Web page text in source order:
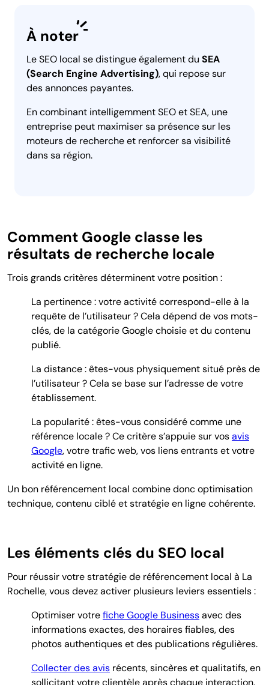
À noter
Le SEO local se distingue également du SEA
(Search Engine Advertising), qui repose sur
des annonces payantes.
En combinant intelligemment SEO et SEA, une
entreprise peut maximiser sa présence sur les
moteurs de recherche et renforcer sa visibilité
dans sa région.
Comment Google classe les
résultats de recherche locale
Trois grands critères déterminent votre position :
La pertinence : votre activité correspond-elle à la
requête de l’utilisateur ? Cela dépend de vos mots-
clés, de la catégorie Google choisie et du contenu
publié.
La distance : êtes-vous physiquement situé près de
l’utilisateur ? Cela se base sur l’adresse de votre
établissement.
La popularité : êtes-vous considéré comme une
référence locale ? Ce critère s’appuie sur vosavis
Google, votre trafic web, vos liens entrants et votre
activité en ligne.
Un bon référencement local combine donc optimisation
technique, contenu ciblé et stratégie en ligne cohérente.
Les éléments clés du SEO local
Pour réussir votre stratégie de référencement local à La
Rochelle, vous devez activer plusieurs leviers essentiels :
Optimiser votrefiche Google Businessavec des
informations exactes, des horaires fiables, des
photos authentiques et des publications régulières.
Collecter des avis récents, sincères et qualitatifs, en
sollicitant votre clientèle après chaque interaction.